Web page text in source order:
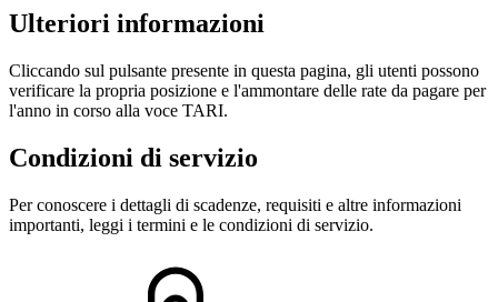
Ulteriori informazioni
Cliccando sul pulsante presente in questa pagina, gli utenti possono
verificare la propria posizione e l'ammontare delle rate da pagare per
l'anno in corso alla voce TARI.
Condizioni di servizio
Per conoscere i dettagli di scadenze, requisiti e altre informazioni
importanti, leggi i termini e le condizioni di servizio.